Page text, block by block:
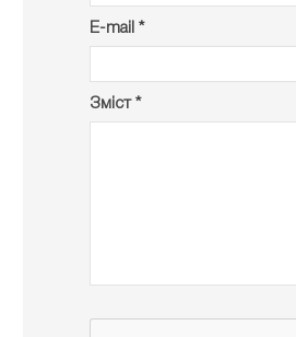
E-mail *
Зміст *